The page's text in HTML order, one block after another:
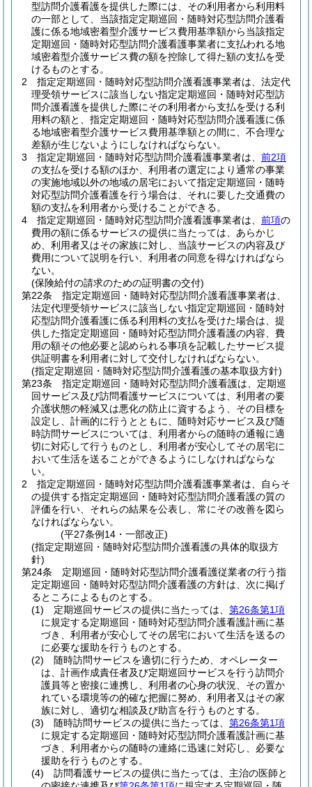
型訪問介護看護を提供した際には、その利用者から利用料
の一部として、当該指定定期巡回・随時対応型訪問介護看
護に係る地域密着型介護サービス費用基準額から当該指定
定期巡回・随時対応型訪問介護看護事業者に支払われる地
域密着型介護サービス費の額を控除して得た額の支払を受
けるものとする。
2
指定定期巡回・随時対応型訪問介護看護事業者は、法定代
理受領サービスに該当しない指定定期巡回・随時対応型訪
問介護看護を提供した際にその利用者から支払を受ける利
用料の額と、指定定期巡回・随時対応型訪問介護看護に係
る地域密着型介護サービス費用基準額との間に、不合理な
差額が生じないようにしなければならない。
3
指定定期巡回・随時対応型訪問介護看護事業者は、 前2項
の支払を受ける額のほか、利用者の選定により通常の事業
の実施地域以外の地域の居宅において指定定期巡回・随時
対応型訪問介護看護を行う場合は、それに要した交通費の
額の支払を利用者から受けることができる。
4
指定定期巡回・随時対応型訪問介護看護事業者は、 前項の
費用の額に係るサービスの提供に当たっては、あらかじ
め、利用者又はその家族に対し、当該サービスの内容及び
費用について説明を行い、利用者の同意を得なければなら
ない。
(保険給付の請求のための証明書の交付)
第22条
指定定期巡回・随時対応型訪問介護看護事業者は、
法定代理受領サービスに該当しない指定定期巡回・随時対
応型訪問介護看護に係る利用料の支払を受けた場合は、提
供した指定定期巡回・随時対応型訪問介護看護の内容、費
用の額その他必要と認められる事項を記載したサービス提
供証明書を利用者に対して交付しなければならない。
(指定定期巡回・随時対応型訪問介護看護の基本取扱方針)
第23条
指定定期巡回・随時対応型訪問介護看護は、定期巡
回サービス及び訪問看護サービスについては、利用者の要
介護状態の軽減又は悪化の防止に資するよう、その目標を
設定し、計画的に行うとともに、随時対応サービス及び随
時訪問サービスについては、利用者からの随時の通報に適
切に対応して行うものとし、利用者が安心してその居宅に
おいて生活を送ることができるようにしなければならな
い。
2
指定定期巡回・随時対応型訪問介護看護事業者は、自らそ
の提供する指定定期巡回・随時対応型訪問介護看護の質の
評価を行い、それらの結果を公表し、常にその改善を図ら
なければならない。
(平27条例14・一部改正)
(指定定期巡回・随時対応型訪問介護看護の具体的取扱方
針)
第24条
定期巡回・随時対応型訪問介護看護従業者の行う指
定定期巡回・随時対応型訪問介護看護の方針は、次に掲げ
るところによるものとする。
(1)
定期巡回サービスの提供に当たっては、 第26条第1項
に規定する定期巡回・随時対応型訪問介護看護計画に基
づき、利用者が安心してその居宅において生活を送るの
に必要な援助を行うものとする。
(2)
随時訪問サービスを適切に行うため、オペレーター
は、計画作成責任者及び定期巡回サービスを行う訪問介
護員等と密接に連携し、利用者の心身の状況、その置か
れている環境等の的確な把握に努め、利用者又はその家
族に対し、適切な相談及び助言を行うものとする。
(3)
随時訪問サービスの提供に当たっては、 第26条第1項
に規定する定期巡回・随時対応型訪問介護看護計画に基
づき、利用者からの随時の連絡に迅速に対応し、必要な
援助を行うものとする。
(4)
訪問看護サービスの提供に当たっては、主治の医師と